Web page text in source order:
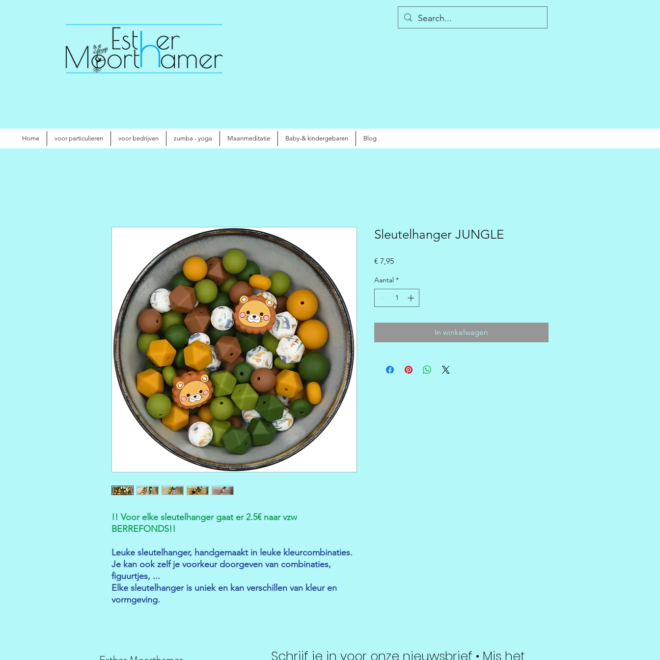
Home voor particulieren voor bedrijven zumba - yoga Maanmeditatie Baby-& kindergebaren Blog
!! Voor elke sleutelhanger gaat er 2.5€ naar vzw
BERREFONDS!!
Leuke sleutelhanger, handgemaakt in leuke kleurcombinaties.
Je kan ook zelf je voorkeur doorgeven van combinaties,
figuurtjes, ...
Elke sleutelhanger is uniek en kan verschillen van kleur en
vormgeving.
Sleutelhanger JUNGLE
€ 7,95Prijs
Aantal *
In winkelwagen
Schrijf je in voor onze nieuwsbrief • Mis het